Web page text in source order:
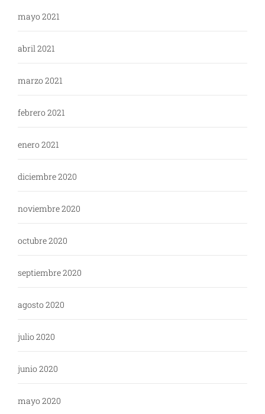
mayo 2021
abril 2021
marzo 2021
febrero 2021
enero 2021
diciembre 2020
noviembre 2020
octubre 2020
septiembre 2020
agosto 2020
julio 2020
junio 2020
mayo 2020